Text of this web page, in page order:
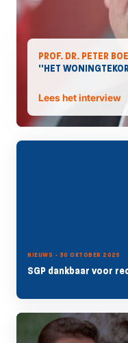
PROF. DR. PETER
''HET
Lees het interview
NIEUWS - 30 OKTOBER 2025
SGP dankbaar voor